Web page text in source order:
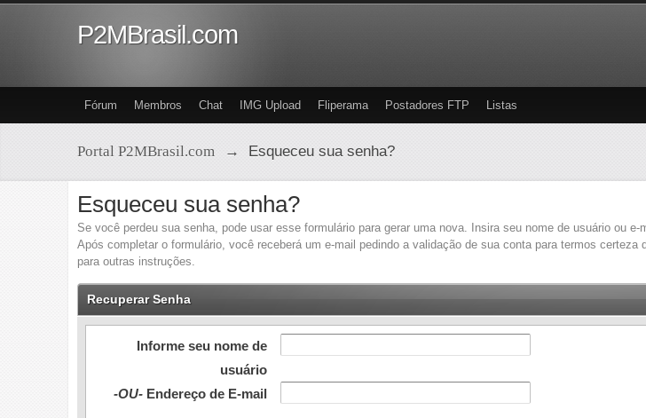
P2MBrasil.com
Fórum Membros Chat IMG Upload Fliperama Postadores FTP Listas
Portal P2MBrasil.com → Esqueceu sua senha?
Esqueceu sua senha?
Se você perdeu sua senha, pode usar esse formulário para gerar uma nova. Insira seu nome de usuário ou
Após completar o formulário, você receberá um e-mail pedindo a validação de sua conta para termos
para outras instruções.
Recuperar Senha
Informe seu nome de
usuário
-OU- Endereço de E-mail